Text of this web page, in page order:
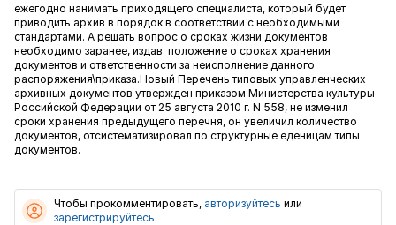
ежегодно нанимать приходящего специалиста, который будет
приводить архив в порядок в соответствии с необходимыми
стандартами. А решать вопрос о сроках жизни документов
необходимо заранее, издав положение о сроках хранения
документов и ответственности за неисполнение данного
распоряжения\приказа.Новый Перечень типовых управленческих
архивных документов утвержден приказом Министерства культуры
Российской Федерации от 25 августа 2010 г. N 558, не изменил
сроки хранения предыдущего перечня, он увеличил количество
документов, отсистематизировал по структурные еденицам типы
документов.
Чтобы прокомментировать, авторизуйтесь или
зарегистрируйтесь